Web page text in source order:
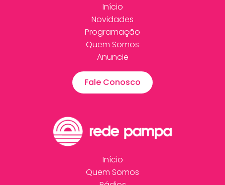
Início
Novidades
Programação
Quem Somos
Anuncie
Fale Conosco
Início
Quem Somos